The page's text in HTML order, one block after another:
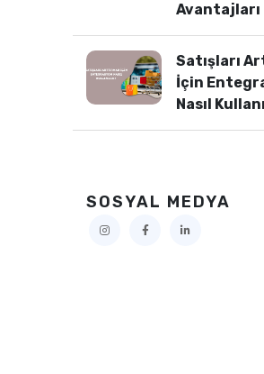
Avantajları
Satışları
İçin
Nasıl
SOSYAL MEDYA